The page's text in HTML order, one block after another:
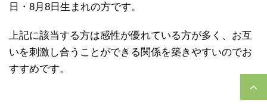
日・8月8日生まれの方です。
上記に該当する方は感性が優れている方が多く、お互
いを刺激し合うことができる関係を築きやすいのでお
すすめです。